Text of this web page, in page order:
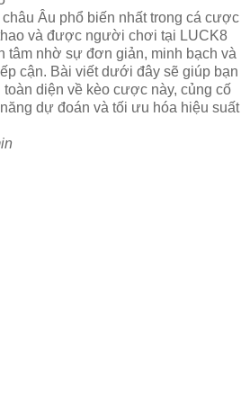
châu Âu phổ biến nhất trong cá cược
và được người chơi tại LUCK8
tâm nhờ sự đơn giản, minh bạch và
cận. Bài viết dưới đây sẽ giúp bạn
toàn diện về kèo cược này, củng cố
dự đoán và tối ưu hóa hiệu suất